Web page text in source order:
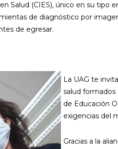
Salud (CIES), único en su tipo
de diagnóstico por
de egresar.
La UAG te
salud formados
de Educación
exigencias del
Gracias a la